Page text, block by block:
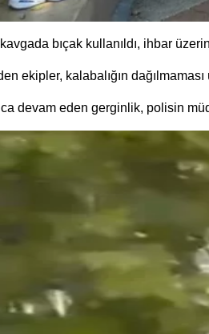
bıçak kullanıldı, ihbar
ekipler, kalabalığın
devam eden gerginlik, polisin